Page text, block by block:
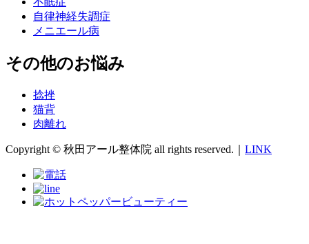
自律神経失調症
メニエール病
その他のお悩み
捻挫
猫背
肉離れ
Copyright © 秋田アール整体院 all rights reserved.｜ LINK